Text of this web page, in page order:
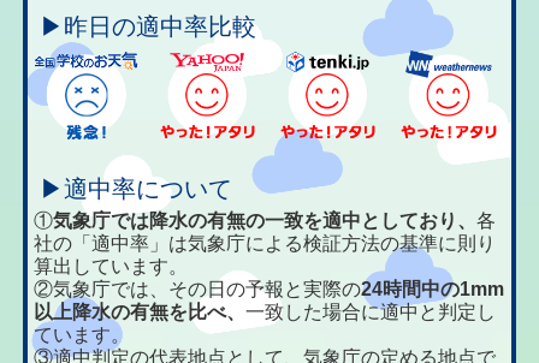
▶昨日の適中率比較
▶適中率について
①気象庁では降水の有無の一致を適中としており、各
社の「適中率」は気象庁による検証方法の基準に則り
算出しています。
②気象庁では、その日の予報と実際の24時間中の1mm
以上降水の有無を比べ、一致した場合に適中と判定し
ています。
③適中判定の代表地点として、気象庁の定める地点で